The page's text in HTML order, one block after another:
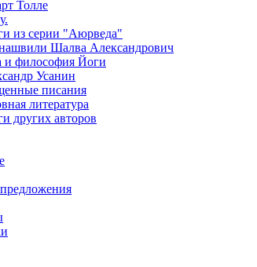
Толле
из серии "Аюрведа"
Шалва Александрович
и философия Йоги
Усанин
писания
литература
других авторов